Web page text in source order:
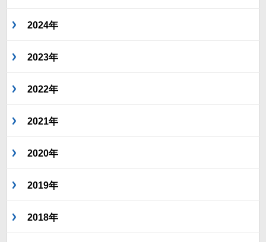
2024年
2023年
2022年
2021年
2020年
2019年
2018年